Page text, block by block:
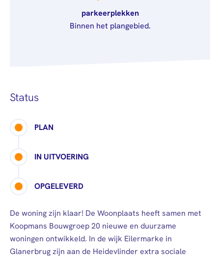
parkeerplekken
Binnen het plangebied.
Status
PLAN
IN UITVOERING
OPGELEVERD
De woning zijn klaar! De Woonplaats heeft samen met
Koopmans Bouwgroep 20 nieuwe en duurzame
woningen ontwikkeld. In de wijk Eilermarke in
Glanerbrug zijn aan de Heidevlinder extra sociale